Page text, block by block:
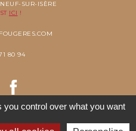
SUR-ISÈRE
ICI !
80 94
MENTIONS LÉGALES - ©RÉALISÉ PAR
control over what you want